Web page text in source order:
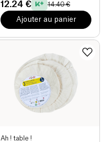
12.24 € 14.40 €
Ajouter au panier
Ah ! table !